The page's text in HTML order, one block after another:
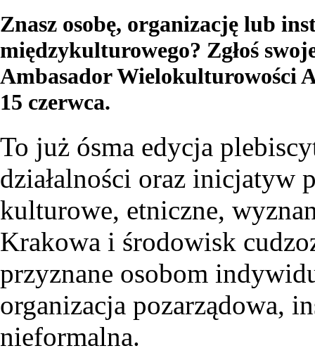
Znasz osobę, organizację lub
międzykulturowego? Zgłoś
Ambasador Wielokulturowości
15 czerwca.
To już ósma edycja
działalności oraz inicjatyw
kulturowe, etniczne,
Krakowa i środowisk
przyznane osobom
organizacja pozarządowa,
nieformalna.